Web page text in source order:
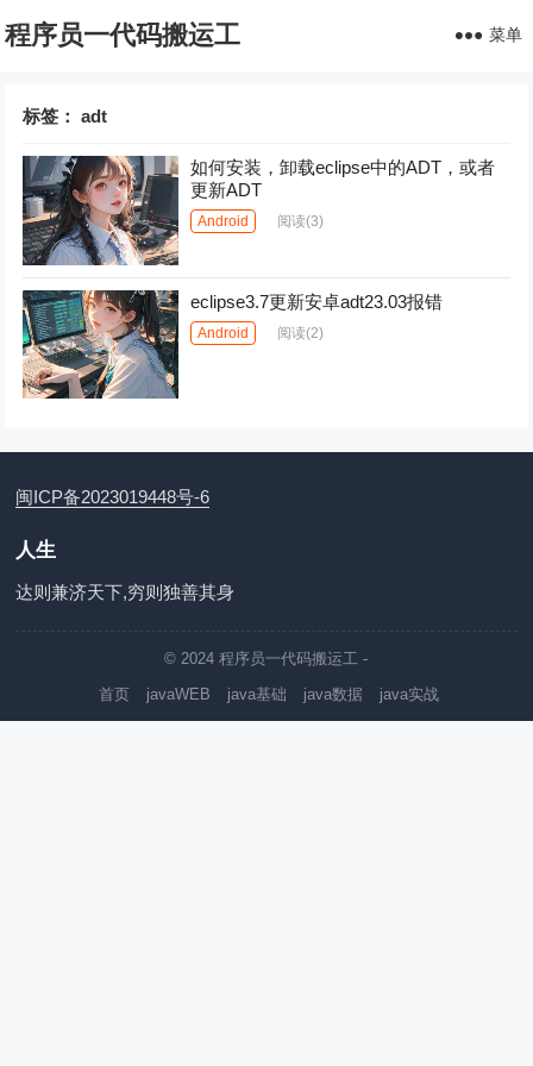
程序员一代码搬运工 菜单
标签：adt
如何安装，卸载eclipse中的ADT，或者
更新ADT
Android 阅读(3)
eclipse3.7更新安卓adt23.03报错
Android 阅读(2)
闽ICP备2023019448号-6
人生
达则兼济天下,穷则独善其身
© 2024程序员一代码搬运工 -
首页
javaWEB java基础 java数据 java实战